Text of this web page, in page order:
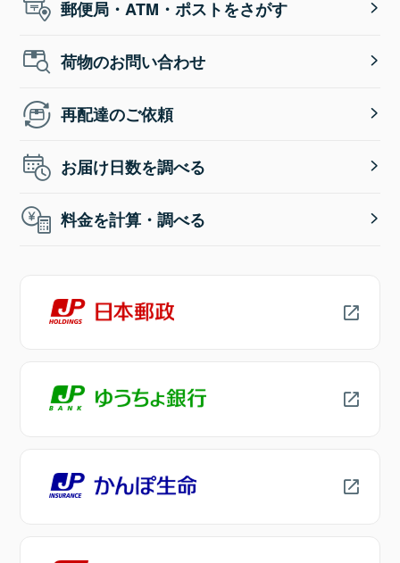
郵便局・ATM・ポストをさがす
荷物のお問い合わせ
再配達のご依頼
お届け日数を調べる
料金を計算・調べる